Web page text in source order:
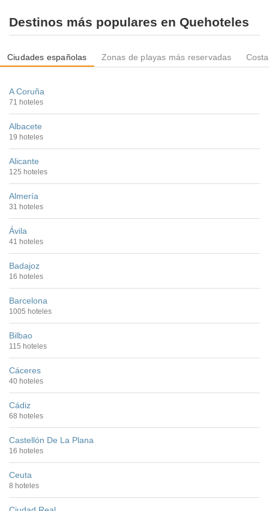
Destinos más populares en Quehoteles
Ciudades españolas Zonas de playas más reservadas
A Coruña
71 hoteles
Albacete
19 hoteles
Alicante
125 hoteles
Almería
31 hoteles
Ávila
41 hoteles
Badajoz
16 hoteles
Barcelona
1005 hoteles
Bilbao
115 hoteles
Cáceres
40 hoteles
Cádiz
68 hoteles
Castellón De La Plana
16 hoteles
Ceuta
8 hoteles